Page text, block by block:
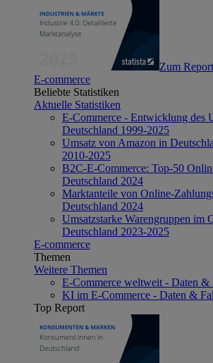
Zum Report
E-commerce
Beliebte Statistiken
Aktuelle Statistiken
E-Commerce - Entwicklung des
Deutschland 1999-2025
Umsatz von Amazon in
2010-2025
B2C-E-Commerce: Top-50
Deutschland 2024
Marktanteile von Online-
Deutschland 2024
Umsatzstarke Warengruppen im
Deutschland 2023-2025
E-commerce
Themen
Weitere Themen
E-Commerce weltweit - Daten &
KI im E-Commerce - Daten &
Top Report